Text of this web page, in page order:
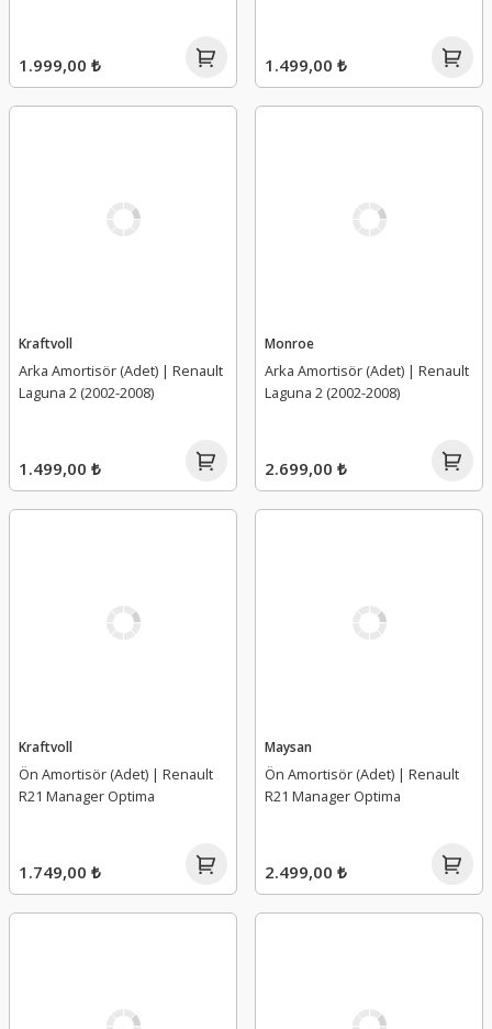
1.999,00 ₺ 1.499,00 ₺
Kraftvoll
Arka Amortisör (Adet) | Renault
Laguna 2 (2002-2008)
1.499,00 ₺
Monroe
Arka Amortisör (Adet) | Renault
Laguna 2 (2002-2008)
2.699,00 ₺
Kraftvoll
Ön Amortisör (Adet) | Renault
R21 Manager Optima
1.749,00 ₺
Maysan
Ön Amortisör (Adet) | Renault
R21 Manager Optima
2.499,00 ₺